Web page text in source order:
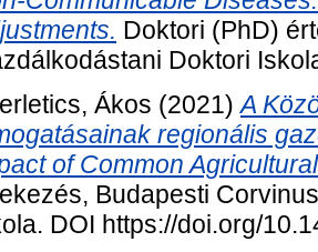
Doktori (PhD)
Doktori
Ákos (2021)A
regionális
of Common
Budapesti
DOI https://doi.org/